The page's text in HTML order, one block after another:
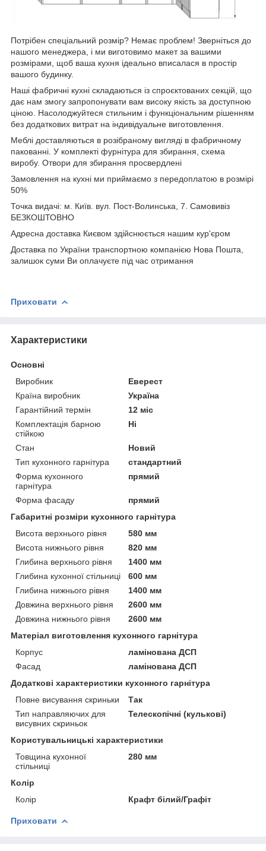
Потрібен спеціальний розмір? Немає проблем! Зверніться до
нашого менеджера, і ми виготовимо макет за вашими
розмірами, щоб ваша кухня ідеально вписалася в простір
вашого будинку.
Наші фабричні кухні складаються із спроєктованих секцій, що
дає нам змогу запропонувати вам високу якість за доступною
ціною. Насолоджуйтеся стильним і функціональним рішенням
без додаткових витрат на індивідуальне виготовлення.
Меблі доставляються в розібраному вигляді в фабричному
пакованні. У комплекті фурнітура для збирання, схема
виробу. Отвори для збирання просвердлені
Замовлення на кухні ми приймаємо з передоплатою в розмірі
50%
Точка видачі: м. Київ. вул. Пост-Волинська, 7. Самовивіз
БЕЗКОШТОВНО
Адресна доставка Києвом здійснюється нашим кур'єром
Доставка по України транспортною компанією Нова Пошта,
залишок суми Ви оплачуєте під час отримання
Приховати
Характеристики
Основні
Виробник
Еверест
Країна виробник
Україна
Гарантійний термін
12 міс
Комплектація барною
стійкою
Ні
Стан
Новий
Тип кухонного гарнітура
стандартний
Форма кухонного
гарнітура
прямий
Форма фасаду
прямий
Габаритні розміри кухонного гарнітура
Висота верхнього рівня
580 мм
Висота нижнього рівня
820 мм
Глибина верхнього рівня
1400 мм
Глибина кухонної стільниці
600 мм
Глибина нижнього рівня
1400 мм
Довжина верхнього рівня
2600 мм
Довжина нижнього рівня
2600 мм
Матеріал виготовлення кухонного гарнітура
Корпус
ламінована ДСП
Фасад
ламінована ДСП
Додаткові характеристики кухонного гарнітура
Повне висування скриньки
Так
Тип направляючих для
висувних скриньок
Телескопічні (кулькові)
Користувальницькі характеристики
Товщина кухонної
стільниці
280 мм
Колір
Колір
Крафт білий/Графіт
Приховати